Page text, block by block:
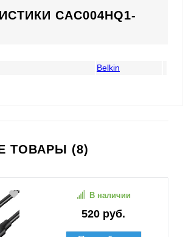
CAC004HQ1-
Belkin
ТОВАРЫ (8)
520 руб.
В наличии